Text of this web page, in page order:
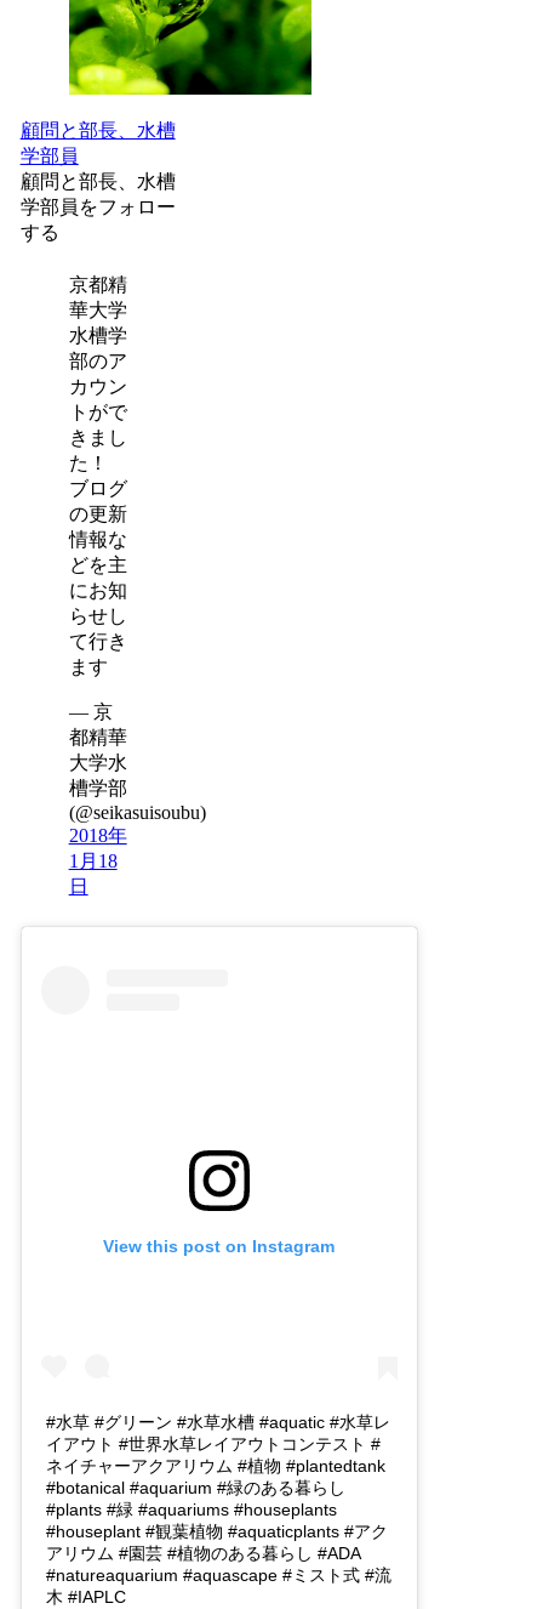
顧問と部長、水槽
学部員
顧問と部長、水槽
学部員をフォロー
する
京都精
華大学
水槽学
部のア
カウン
トがで
きまし
た！
ブログ
の更新
情報な
どを主
にお知
らせし
て行き
ます
— 京
都精華
大学水
槽学部
(@seikasuisoubu)
2018年
1月18
日
View this post on Instagram
#水草 #グリーン #水草水槽 #aquatic #水草レ
イアウト #世界水草レイアウトコンテスト #
ネイチャーアクアリウム #植物 #plantedtank
#botanical #aquarium #緑のある暮らし
#plants #緑 #aquariums #houseplants
#houseplant #観葉植物 #aquaticplants #アク
アリウム #園芸 #植物のある暮らし #ADA
#natureaquarium #aquascape #ミスト式 #流
木 #IAPLC